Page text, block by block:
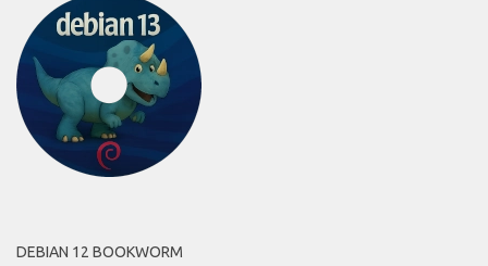
DEBIAN 12 BOOKWORM